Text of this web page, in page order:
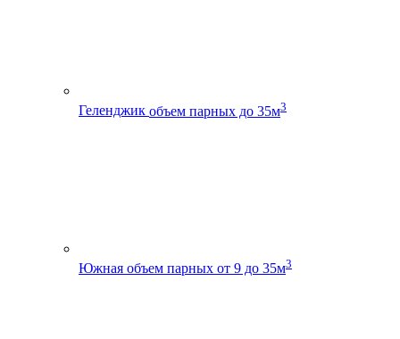
Геленджик объем парных до 35м3
Южная объем парных от 9 до 35м3